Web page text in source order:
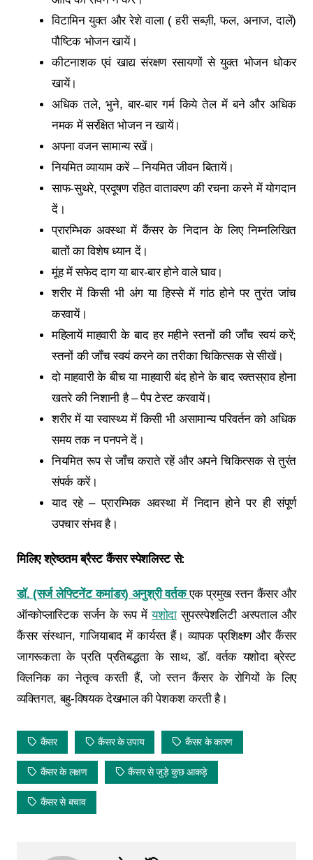
विटामिन युक्त और रेशे वाला ( हरी सब्ज़ी, फल, अनाज, दालें)
पौष्टिक भोजन खायें।
कीटनाशक एवं खाद्य संरक्षण रसायणों से युक्त भोजन धोकर
खायें।
अधिक तले, भुने, बार-बार गर्म किये तेल में बने और अधिक
नमक में सरंक्षित भोजन न खायें।
अपना वजन सामान्य रखें।
नियमित व्‍यायाम करें – नियमित जीवन बितायें।
साफ-सुथरे, प्रदूषण रहित वातावरण की रचना करने में योगदान
दें।
प्रारम्भिक अवस्था में कैंसर के निदान के लिए निम्नलिखित
बातों का विशेष ध्यान दें।
मूंह में सफेद दाग या बार-बार होने वाले घाव।
शरीर में किसी भी अंग या हिस्से में गांठ होने पर तुरंत जांच
करवायें।
महिलायें माहवारी के बाद हर महीने स्तनों की जॉंच स्वयं करें;
स्तनों की जॉंच स्वयं करने का तरीका चिकित्सक से सीखें।
दो माहवारी के बीच या माहवारी बंद होने के बाद रक्तस्राव होना
खतरे की निशानी है – पैप टेस्ट करवायें।
शरीर में या स्वास्थ्य में किसी भी असामान्य परिवर्तन को अधिक
समय तक न पनपने दें।
नियमित रूप से जॉंच कराते रहें और अपने चिकित्सक से तुरंत
संपर्क करें।
याद रहे – प्रारम्भिक अवस्था में निदान होने पर ही संपूर्ण
उपचार संभव है।
मिलिए श्रेष्ठतम ब्रैस्ट कैंसर स्पेशलिस्ट से:
डॉ. (सर्ज लेफ्टिनेंट कमांडर) अनुश्री वर्तकएक प्रमुख स्तन कैंसर और
ऑन्कोप्लास्टिक सर्जन के रूप मेंयशोदा सुपरस्पेशलिटी अस्पताल और
कैंसर संस्थान, गाजियाबाद में कार्यरत हैं। व्यापक प्रशिक्षण और कैंसर
जागरूकता के प्रति प्रतिबद्धता के साथ, डॉ. वर्तक यशोदा ब्रेस्ट
क्लिनिक का नेतृत्व करती हैं, जो स्तन कैंसर के रोगियों के लिए
व्यक्तिगत, बहु-विषयक देखभाल की पेशकश करती है।
कैंसर कैंसर के उपाय कैंसर के कारण
कैंसर के लक्षण कैंसर से जुड़े कुछ आकड़े
कैंसर से बचाव